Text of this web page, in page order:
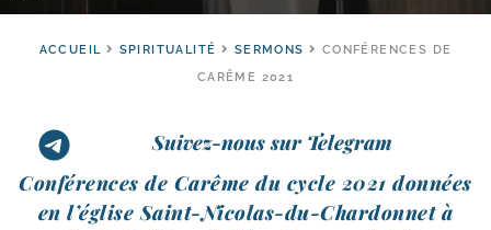
ACCUEIL SPIRITUALITÉ SERMONS
CONFÉRENCES DE
CARÊME 2021
Suivez-nous sur Telegram
Conférences de Carême du cycle 2021 don­nées
en l’é­glise Saint-​Nicolas-​du-​Chardonnet à